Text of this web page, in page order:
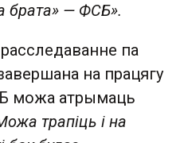
брата» — ФСБ».
па
на працягу
можа атрымаць
трапіць і на